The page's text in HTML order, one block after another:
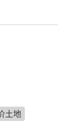
土地